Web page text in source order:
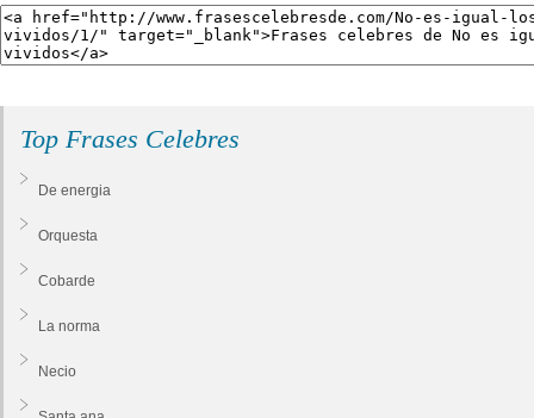
Top Frases Celebres
De energia
Orquesta
Cobarde
La norma
Necio